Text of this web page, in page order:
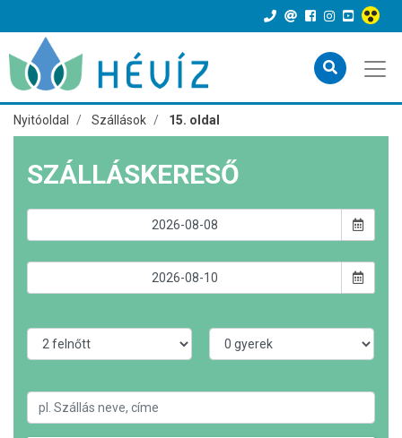
Nyitóoldal Szállások 15. oldal
SZÁLLÁSKERESŐ